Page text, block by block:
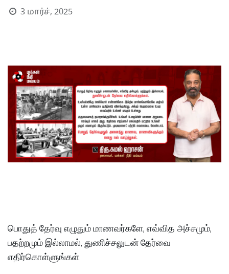
3 மார்ச், 2025
பொதுத் தேர்வு எழுதும் மாணவர்களே, எவ்வித அச்சமும்,
பதற்றமும் இல்லாமல், துணிச்சலுடன் தேர்வை
எதிர்கொள்ளுங்கள்.